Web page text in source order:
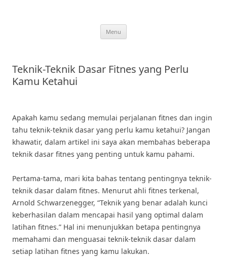
Menu
Teknik-Teknik Dasar Fitnes yang Perlu
Kamu Ketahui
Apakah kamu sedang memulai perjalanan fitnes dan ingin
tahu teknik-teknik dasar yang perlu kamu ketahui? Jangan
khawatir, dalam artikel ini saya akan membahas beberapa
teknik dasar fitnes yang penting untuk kamu pahami.
Pertama-tama, mari kita bahas tentang pentingnya teknik-
teknik dasar dalam fitnes. Menurut ahli fitnes terkenal,
Arnold Schwarzenegger, “Teknik yang benar adalah kunci
keberhasilan dalam mencapai hasil yang optimal dalam
latihan fitnes.” Hal ini menunjukkan betapa pentingnya
memahami dan menguasai teknik-teknik dasar dalam
setiap latihan fitnes yang kamu lakukan.